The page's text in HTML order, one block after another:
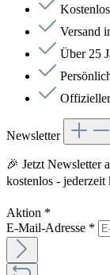
Versand
Über 25
Newsletter
🎉 Jetzt Newsletter
kostenlos - jederzeit
Aktion *
E-Mail-Adresse *